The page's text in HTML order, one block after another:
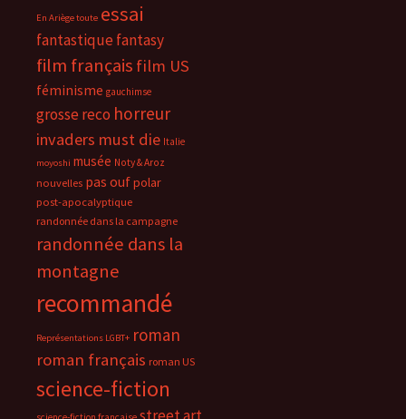
En Ariège toute essai
fantastiquefantasy
film français film US
féminisme gauchimse
grosse reco horreur
invaders must die Italie
moyoshi musée Noty & Aroz
nouvelles pas oufpolar
post-apocalyptique
randonnée dans la campagne
randonnée dans la
montagne
recommandé
Représentations LGBT+ roman
roman français roman US
science-fiction